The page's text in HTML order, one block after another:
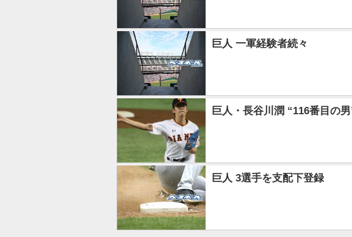
巨人 一軍経験者続々
巨人・長谷川潤 “116番目の
巨人 3選手を支配下登録